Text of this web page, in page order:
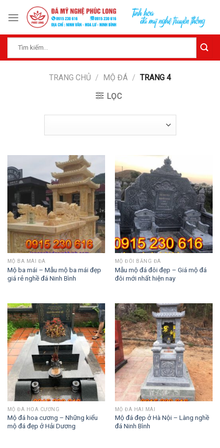
kiếm:
TRANG CHỦ / MỘ ĐÁ / TRANG 4
LỌC
MỘ BA MÁI ĐÁ
Mộ ba mái – Mẫu mộ ba mái đẹp
giá rẻ nghề đá Ninh Bình
MỘ ĐÔI BẰNG ĐÁ
Mẫu mộ đá đôi đẹp – Giá mộ đá
đôi mới nhất hiện nay
MỘ ĐÁ HOA CƯƠNG
Mộ đá hoa cương – Những kiểu
mộ đá đẹp ở Hải Dương
MỘ ĐÁ HAI MÁI
Mộ đá đẹp ở Hà Nội – Làng nghề
đá Ninh Bình